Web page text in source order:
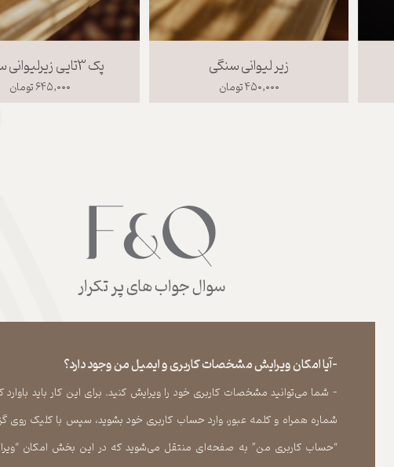
سوال جواب های پر تکرار
-آیا امکان ویرایش مشخصات کاربری و ایمیل من وجود دارد؟
- شما می‏‌توانید مشخصات کاربری خود را ویرایش کنید. برای این کار باید باوارد
شماره همراه و کلمه عبور، وارد حساب کاربری خود بشوید، سپس با کلیک روی
“حساب کاربری من” به صفحه‏‌ای منتقل می‏‌شوید که در این بخش امکان